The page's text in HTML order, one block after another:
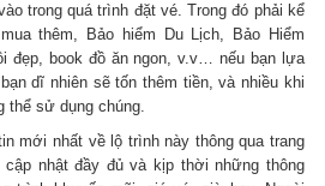
trong quá trình đặt vé. Trong đó phải kể
thêm, Bảo hiểm Du Lịch, Bảo Hiểm
đẹp, book đồ ăn ngon, v.v… nếu bạn lựa
dĩ nhiên sẽ tốn thêm tiền, và nhiều khi
thể sử dụng chúng.
mới nhất về lộ trình này thông qua trang
nhật đầy đủ và kịp thời những thông